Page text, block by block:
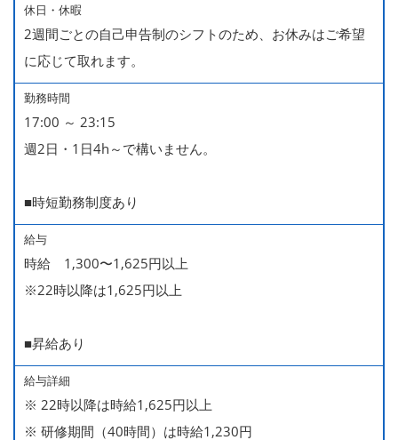
休日・休暇
2週間ごとの自己申告制のシフトのため、お休みはご希望
に応じて取れます。
勤務時間
17:00 ～ 23:15
週2日・1日4h～で構いません。
■時短勤務制度あり
給与
時給 1,300〜1,625円以上
※22時以降は1,625円以上
■昇給あり
給与詳細
※ 22時以降は時給1,625円以上
※ 研修期間（40時間）は時給1,230円